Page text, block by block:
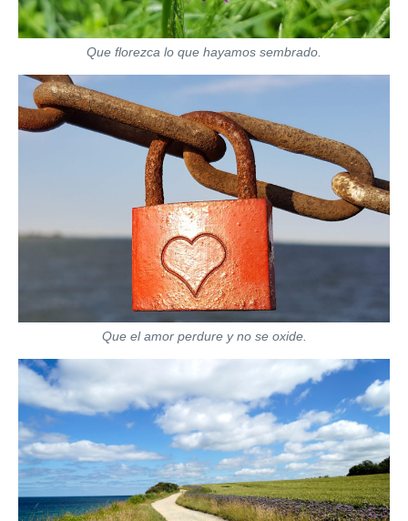
Que florezca lo que hayamos sembrado.
Que el amor perdure y no se oxide.